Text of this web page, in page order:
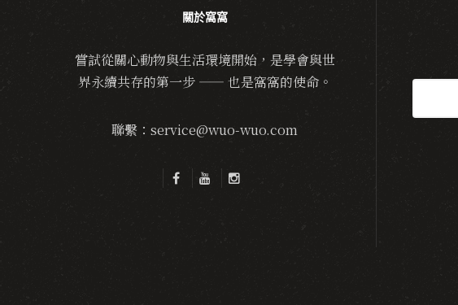
關於窩窩
嘗試從關心動物與生活環境開始，是學會與世
界永續共存的第一步 —— 也是窩窩的使命。
聯繫：service@wuo-wuo.com